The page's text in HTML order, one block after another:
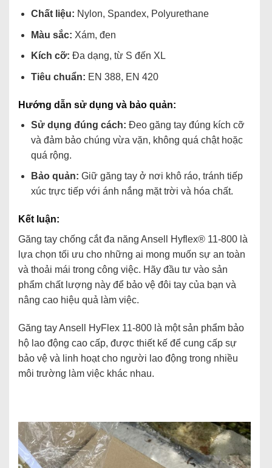
Chất liệu: Nylon, Spandex, Polyurethane
Màu sắc: Xám, đen
Kích cỡ: Đa dạng, từ S đến XL
Tiêu chuẩn: EN 388, EN 420
Hướng dẫn sử dụng và bảo quản:
Sử dụng đúng cách: Đeo găng tay đúng kích cỡ
và đảm bảo chúng vừa vặn, không quá chật hoặc
quá rộng.
Bảo quản: Giữ găng tay ở nơi khô ráo, tránh tiếp
xúc trực tiếp với ánh nắng mặt trời và hóa chất.
Kết luận:
Găng tay chống cắt đa năng Ansell Hyflex® 11-800 là
lựa chọn tối ưu cho những ai mong muốn sự an toàn
và thoải mái trong công việc. Hãy đầu tư vào sản
phẩm chất lượng này để bảo vệ đôi tay của bạn và
nâng cao hiệu quả làm việc.
Găng tay Ansell HyFlex 11-800 là một sản phẩm bảo
hộ lao động cao cấp, được thiết kế để cung cấp sự
bảo vệ và linh hoạt cho người lao động trong nhiều
môi trường làm việc khác nhau.